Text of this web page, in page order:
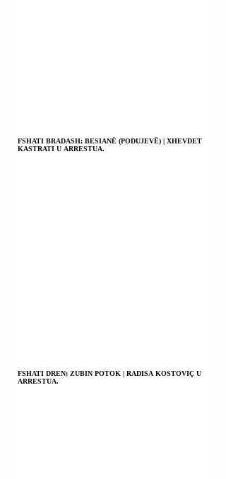
FSHATI BRADASH; BESIANË (PODUJEVË) | XHEVDET
KASTRATI U ARRESTUA.
FSHATI DREN; ZUBIN POTOK | RADISA KOSTOVIÇ U
ARRESTUA.